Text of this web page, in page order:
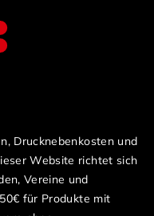
Drucknebenkosten und
Website richtet sich
Vereine und
für Produkte mit